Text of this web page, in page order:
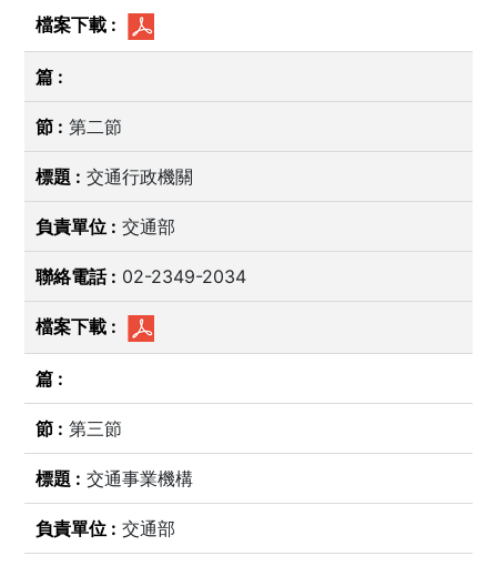
第二節
交通行政機關
交通部
02-2349-2034
第三節
交通事業機構
交通部